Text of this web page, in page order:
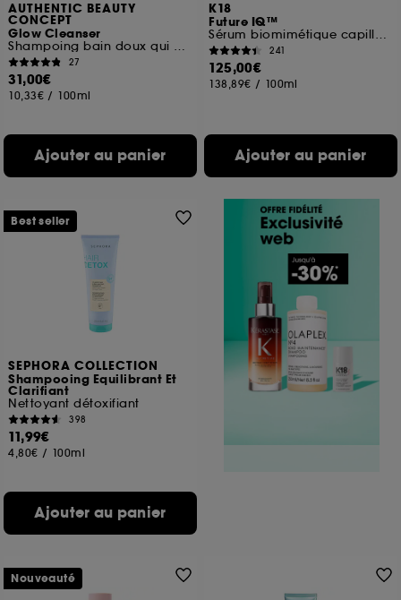
AUTHENTIC BEAUTY
CONCEPT
Glow Cleanser
Shampoing bain doux qui préserve la couleur des cheveux
27
31,00€
10,33€ / 100ml
Ajouter au panier
K18
Future IQ™
Sérum biomimétique capillaire longévité et anti-chute
241
125,00€
138,89€ / 100ml
Ajouter au panier
SEPHORA COLLECTION
Shampooing Equilibrant Et
Clarifiant
Nettoyant détoxifiant
398
11,99€
4,80€ / 100ml
Ajouter au panier
Best seller
Nouveauté